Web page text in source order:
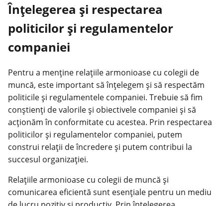
Înțelegerea și respectarea
politicilor și regulamentelor
companiei
Pentru a menține relațiile armonioase cu colegii de
muncă, este important să înțelegem și să respectăm
politicile și regulamentele companiei. Trebuie să fim
conștienți de valorile și obiectivele companiei și să
acționăm în conformitate cu acestea. Prin respectarea
politicilor și regulamentelor companiei, putem
construi relații de încredere și putem contribui la
succesul organizației.
Relațiile armonioase cu colegii de muncă și
comunicarea eficientă sunt esențiale pentru un mediu